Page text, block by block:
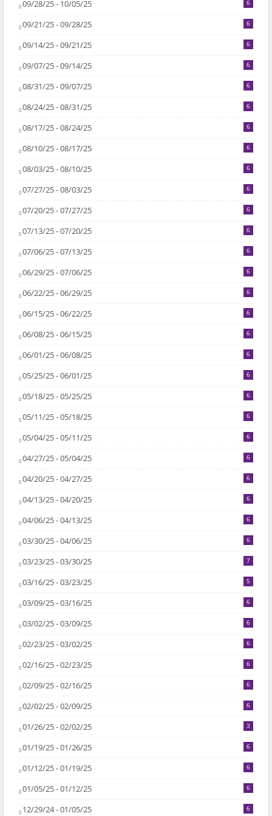
09/28/25 - 10/05/25 6
09/21/25 - 09/28/25 6
09/14/25 - 09/21/25 6
09/07/25 - 09/14/25 6
08/31/25 - 09/07/25 6
08/24/25 - 08/31/25 6
08/17/25 - 08/24/25 6
08/10/25 - 08/17/25 6
08/03/25 - 08/10/25 6
07/27/25 - 08/03/25 6
07/20/25 - 07/27/25 6
07/13/25 - 07/20/25 6
07/06/25 - 07/13/25 6
06/29/25 - 07/06/25 6
06/22/25 - 06/29/25 6
06/15/25 - 06/22/25 6
06/08/25 - 06/15/25 6
06/01/25 - 06/08/25 6
05/25/25 - 06/01/25 6
05/18/25 - 05/25/25 6
05/11/25 - 05/18/25 6
05/04/25 - 05/11/25 6
04/27/25 - 05/04/25 6
04/20/25 - 04/27/25 6
04/13/25 - 04/20/25 6
04/06/25 - 04/13/25 6
03/30/25 - 04/06/25 6
03/23/25 - 03/30/25 7
03/16/25 - 03/23/25 5
03/09/25 - 03/16/25 6
03/02/25 - 03/09/25 6
02/23/25 - 03/02/25 6
02/16/25 - 02/23/25 6
02/09/25 - 02/16/25 6
02/02/25 - 02/09/25 6
01/26/25 - 02/02/25 3
01/19/25 - 01/26/25 6
01/12/25 - 01/19/25 6
01/05/25 - 01/12/25 6
12/29/24 - 01/05/25 6